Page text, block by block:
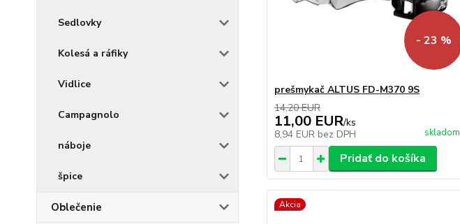
Sedlovky
Kolesá a ráfiky
Vidlice
Campagnolo
náboje
špice
Oblečenie
- 23 %
prešmykač ALTUS FD-M370 9S
14,20 EUR
11,00 EUR/ks
8,94 EUR bez DPH skladom
Pridať do košíka
Akcia